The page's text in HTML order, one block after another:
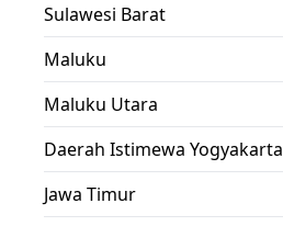
Sulawesi Barat
Maluku
Maluku Utara
Daerah Istimewa Yogyakarta
Jawa Timur